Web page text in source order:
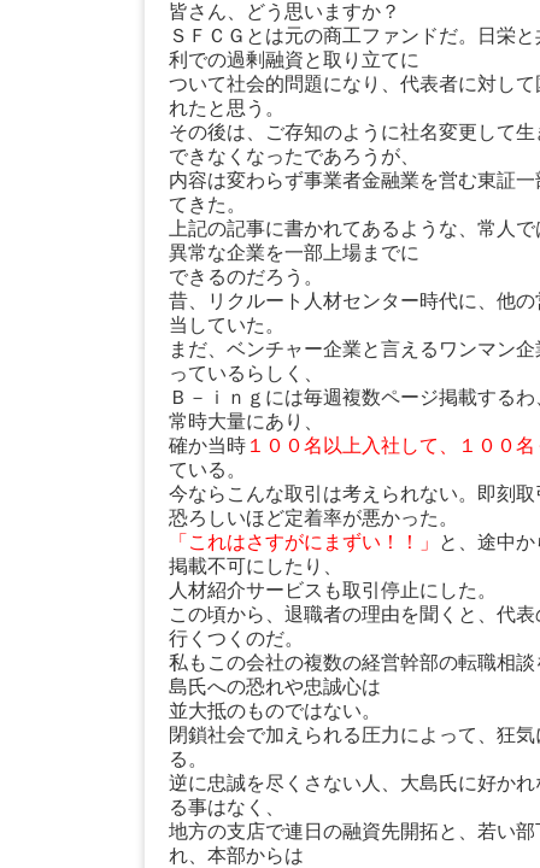
皆さん、どう思いますか？
ＳＦＣＧとは元の商工ファンドだ。日栄
利での過剰融資と取り立てに
ついて社会的問題になり、代表者に対し
れたと思う。
その後は、ご存知のように社名変更して
できなくなったであろうが、
内容は変わらず事業者金融業を営む東証
てきた。
上記の記事に書かれてあるような、常人
異常な企業を一部上場までに
できるのだろう。
昔、リクルート人材センター時代に、他
当していた。
まだ、ベンチャー企業と言えるワンマン
っているらしく、
Ｂ－ｉｎｇには毎週複数ページ掲載する
常時大量にあり、
確か当時 １００名以上入社して、１００
ている。
今ならこんな取引は考えられない。即刻
恐ろしいほど定着率が悪かった。
「これはさすがにまずい！！」
と、途中
掲載不可にしたり、
人材紹介サービスも取引停止にした。
この頃から、退職者の理由を聞くと、代
行くつくのだ。
私もこの会社の複数の経営幹部の転職相
島氏への恐れや忠誠心は
並大抵のものではない。
閉鎖社会で加えられる圧力によって、狂
る。
逆に忠誠を尽くさない人、大島氏に好か
る事はなく、
地方の支店で連日の融資先開拓と、若い
れ、本部からは